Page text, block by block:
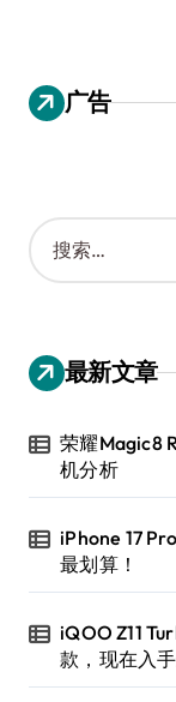
广告
搜
索
：
最新文章
荣耀Magic8
机分析
iPhone 17
最划算！
iQOO Z11
款，现在入手